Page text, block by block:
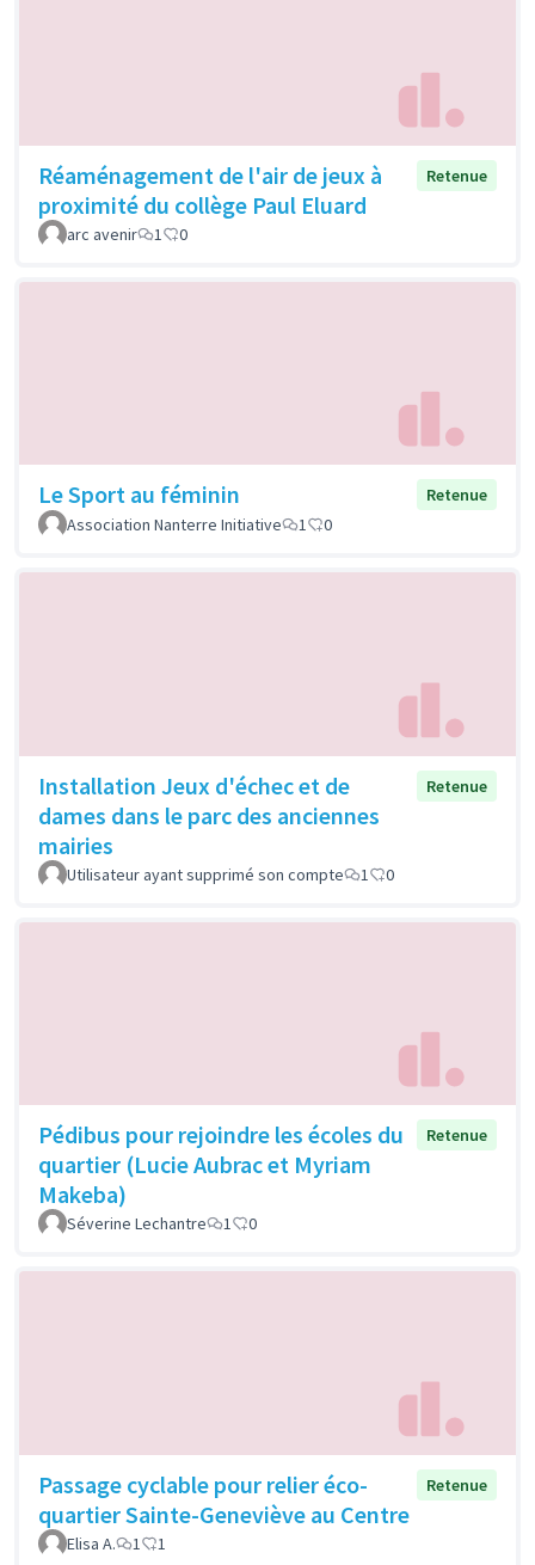
Réaménagement de l'air de jeux à
proximité du collège Paul Eluard
Retenue
arc avenir 1 0
Le Sport au féminin
Retenue
Association Nanterre Initiative
1 0
Installation Jeux d'échec et de
dames dans le parc des anciennes
mairies
Retenue
Utilisateur ayant supprimé son compte 1 0
Pédibus pour rejoindre les écoles du
quartier (Lucie Aubrac et Myriam
Makeba)
Retenue
Séverine Lechantre 1 0
Passage cyclable pour relier éco-
quartier Sainte-Geneviève au Centre
Retenue
Elisa A. 1 1